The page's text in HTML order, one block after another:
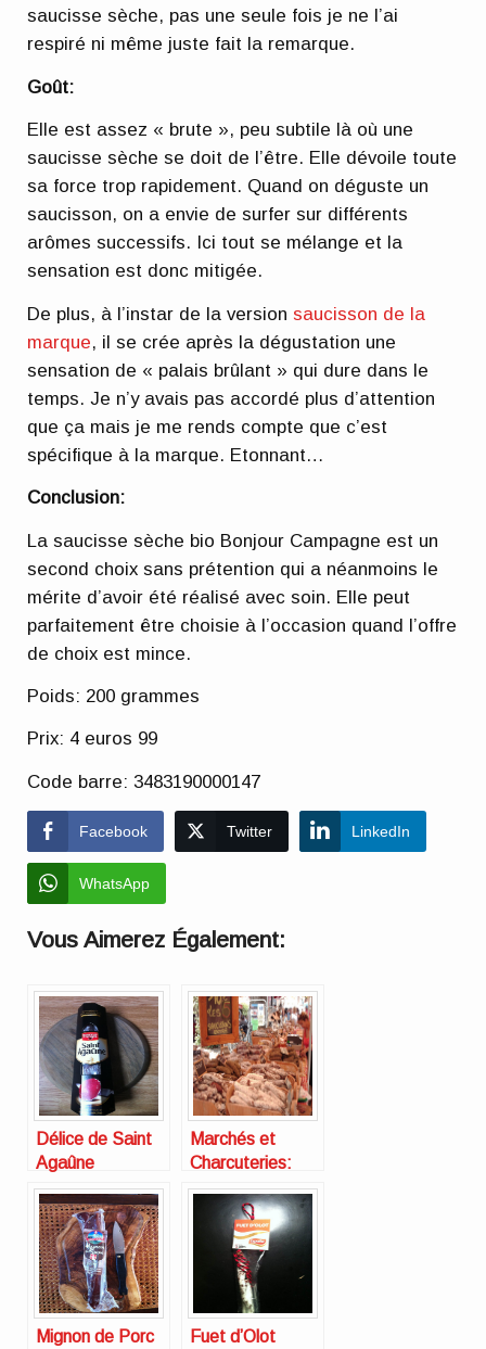
saucisse sèche, pas une seule fois je ne l’ai
respiré ni même juste fait la remarque.
Goût:
Elle est assez « brute », peu subtile là où une
saucisse sèche se doit de l’être. Elle dévoile toute
sa force trop rapidement. Quand on déguste un
saucisson, on a envie de surfer sur différents
arômes successifs. Ici tout se mélange et la
sensation est donc mitigée.
De plus, à l’instar de la version saucisson de la
marque, il se crée après la dégustation une
sensation de « palais brûlant » qui dure dans le
temps. Je n’y avais pas accordé plus d’attention
que ça mais je me rends compte que c’est
spécifique à la marque. Etonnant…
Conclusion:
La saucisse sèche bio Bonjour Campagne est un
second choix sans prétention qui a néanmoins le
mérite d’avoir été réalisé avec soin. Elle peut
parfaitement être choisie à l’occasion quand l’offre
de choix est mince.
Poids: 200 grammes
Prix: 4 euros 99
Code barre: 3483190000147
Facebook Twitter LinkedIn
WhatsApp
Vous Aimerez Également:
Délice de Saint
Agaûne
Bordeaux
Chesnel
Marchés et
Charcuteries:
saucisson
artisanal ou
industriel ?
Mignon de Porc
Fuet d’Olot